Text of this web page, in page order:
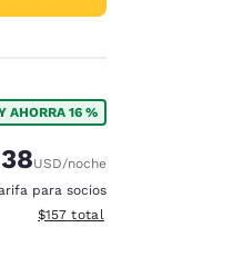
AHORRA 16 %
con descuento:
USD/noche
para socios
Ver detalles del total
$157 total